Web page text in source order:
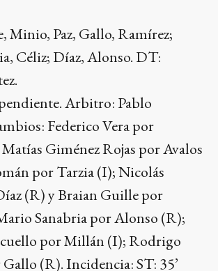
Minio, Paz, Gallo, Ramírez;
Céliz; Díaz, Alonso. DT:
Arbitro: Pablo
Federico Vera por
Giménez Rojas por Avalos
por Tarzia (I); Nicolás
(R) y Braian Guille por
Sanabria por Alonso (R);
por Millán (I); Rodrigo
Gallo (R). Incidencia: ST: 35’